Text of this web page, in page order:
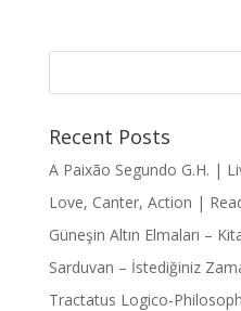
Recent Posts
A Paixão Segundo G.H. |
Love, Canter, Action |
Güneşin Altın Elmaları –
Sarduvan – İstediğiniz
Tractatus Logico-